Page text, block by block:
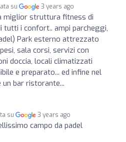
su 3 years ago
miglior struttura fitness di
tutti i confort.. ampi parcheggi,
Park esterno attrezzato
sala corsi, servizi con
doccia, locali climatizzati
e preparato... ed infine nel
bar ristorante...
su 3 years ago
campo da padel